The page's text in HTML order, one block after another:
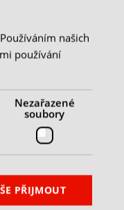
fréza pr. 10 do
na hliník
u dodavatele
našich
používání
Nezařazené
soubory
PŘIJMOUT